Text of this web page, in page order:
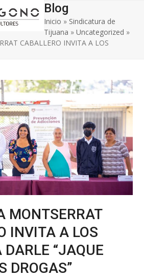
Blog
Inicio » Sindicatura de
Tijuana »Uncategorized »
CABALLERO INVITA A LOS
MONTSERRAT
INVITA A LOS
“JAQUE
DROGAS”